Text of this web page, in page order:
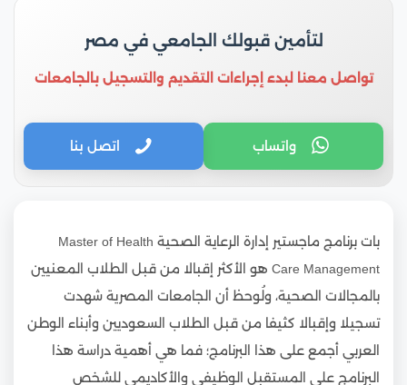
لتأمين قبولك الجامعي في مصر
تواصل معنا لبدء إجراءات التقديم والتسجيل بالجامعات
واتساب اتصل بنا
بات برنامج ماجستير إدارة الرعاية الصحية Master of Health
Care Management هو الأكثر إقبالا من قبل الطلاب المعنيين
بالمجالات الصحية، ولُوحظ أن الجامعات المصرية شهدت
تسجيلا وإقبالا كثيفا من قبل الطلاب السعوديين وأبناء الوطن
العربي أجمع على هذا البرنامج؛ فما هي أهمية دراسة هذا
البرنامج على المستقبل الوظيفي والأكاديمي للشخص